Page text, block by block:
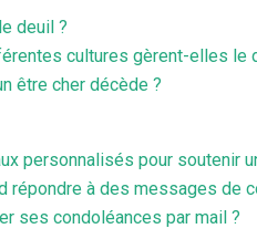
deuil ?
cultures gèrent-elles le
être cher décède ?
personnalisés pour soutenir
répondre à des messages de
ses condoléances par mail ?